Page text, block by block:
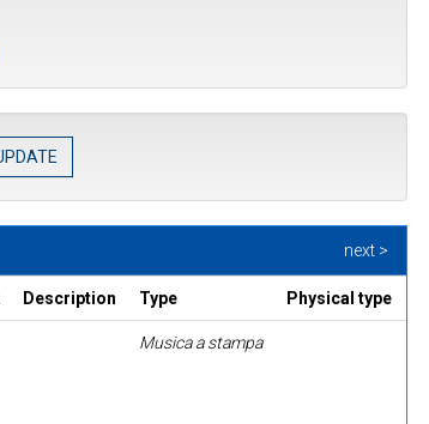
next >
Description Type Physical type
Musica a stampa